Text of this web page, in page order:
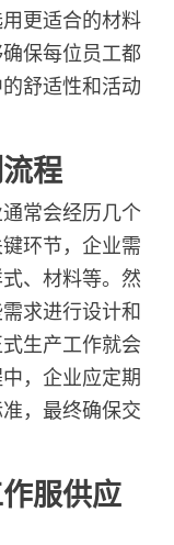
更适合的材料
保每位员工都
舒适性和活动
程
常会经历几个
环节，企业需
、材料等。然
求进行设计和
生产工作就会
，企业应定期
，最终确保交
服供应